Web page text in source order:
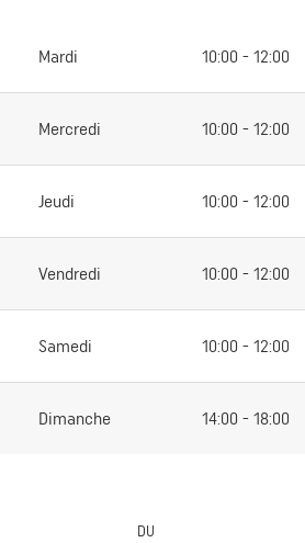
Mardi 10:00 - 12:00
Mercredi 10:00 - 12:00
Jeudi 10:00 - 12:00
Vendredi 10:00 - 12:00
Samedi 10:00 - 12:00
Dimanche 14:00 - 18:00
DU